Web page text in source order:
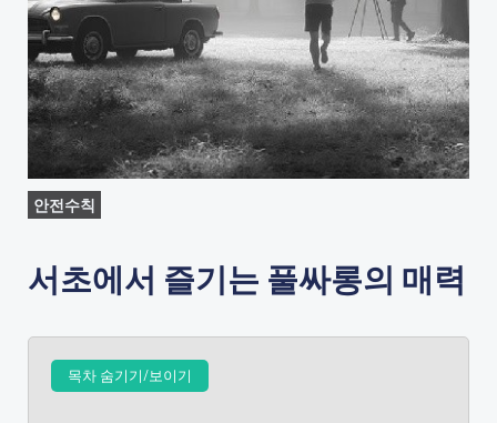
안전수칙
서초에서 즐기는 풀싸롱의 매력
목차 숨기기/보이기